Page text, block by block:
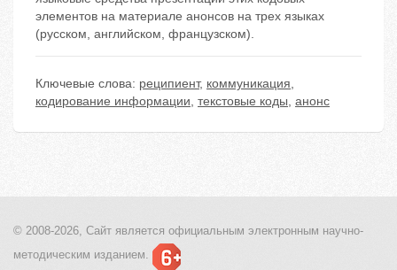
элементов на материале анонсов на трех языках
(русском, английском, французском).
Ключевые слова: реципиент, коммуникация,
кодирование информации, текстовые коды, анонс
© 2008-2026, Сайт является официальным электронным научно-
методическим изданием.